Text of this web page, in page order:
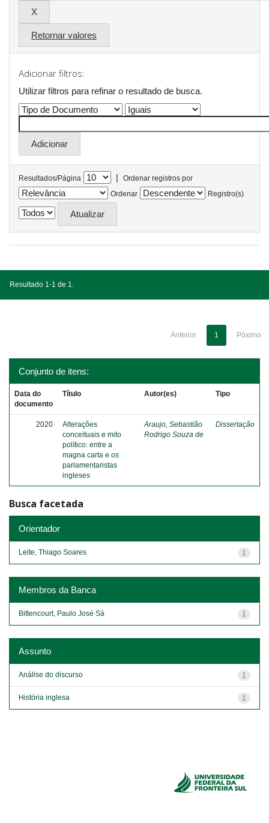
Retornar valores
Adicionar filtros:
Utilizar filtros para refinar o resultado de busca.
Resultados/Página |
Ordenar registros por
Ordenar
Registro(s)
Resultado 1-1 de 1.
Anterior 1 Póximo
Conjunto de itens:
Data do
documento
Título Autor(es) Tipo
2020
Alterações
conceituais e mito
político: entre a
magna carta e os
parlamentaristas
ingleses
Araujo, Sebastião
Rodrigo Souza de
Dissertação
Busca facetada
Orientador
1
Leite, Thiago Soares
Membros da Banca
1
Bittencourt, Paulo José Sá
Assunto
1
Análise do discurso
1
História inglesa